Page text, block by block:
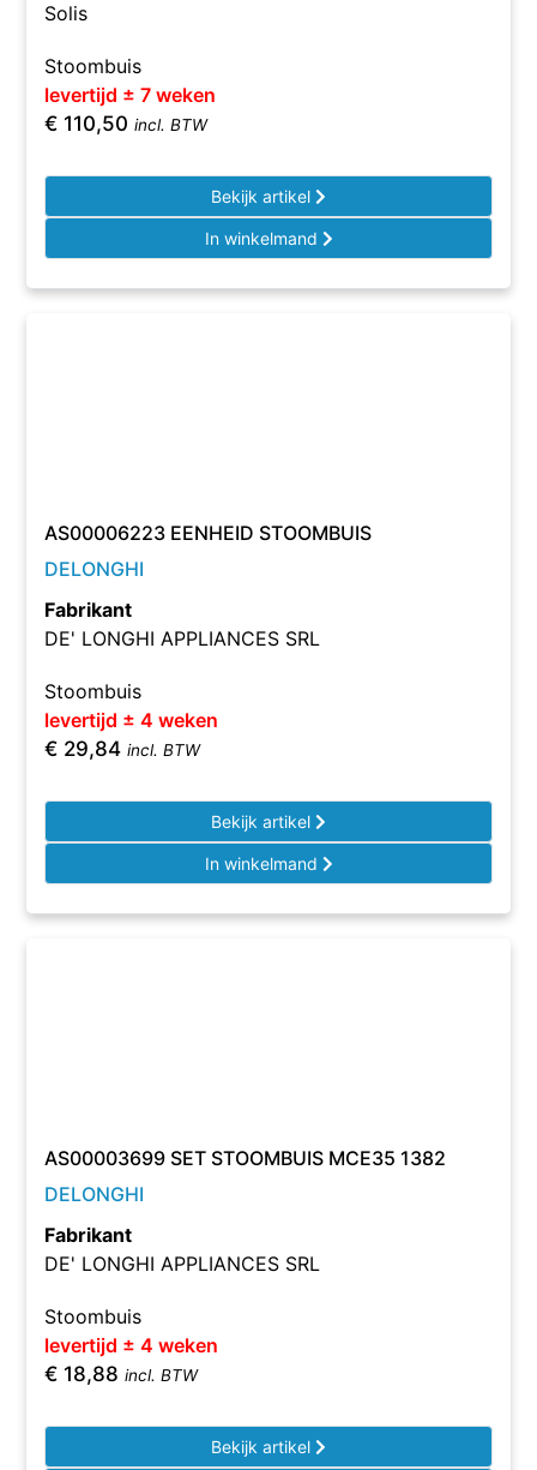
Solis
Stoombuis
levertijd ± 7 weken
€ 110,50 incl. BTW
Bekijk artikel
In winkelmand
AS00006223 EENHEID STOOMBUIS
DELONGHI
Fabrikant
DE' LONGHI APPLIANCES SRL
Stoombuis
levertijd ± 4 weken
€ 29,84 incl. BTW
Bekijk artikel
In winkelmand
AS00003699 SET STOOMBUIS MCE35 1382
DELONGHI
Fabrikant
DE' LONGHI APPLIANCES SRL
Stoombuis
levertijd ± 4 weken
€ 18,88 incl. BTW
Bekijk artikel